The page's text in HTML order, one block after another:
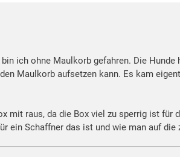
ich ohne Maulkorb gefahren. Die
Maulkorb aufsetzen kann. Es kam
raus, da die Box viel zu sperrig ist für
ein Schaffner das ist und wie man auf die